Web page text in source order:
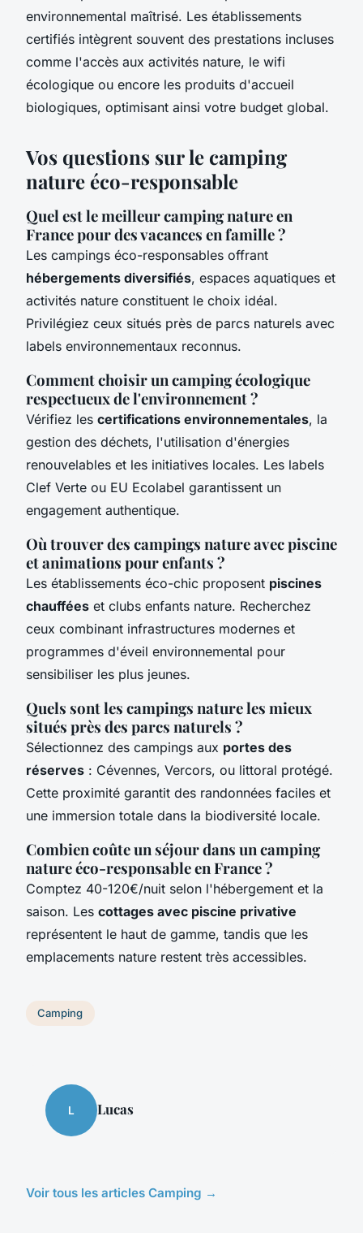
environnemental maîtrisé. Les établissements
certifiés intègrent souvent des prestations incluses
comme l'accès aux activités nature, le wifi
écologique ou encore les produits d'accueil
biologiques, optimisant ainsi votre budget global.
Vos questions sur le camping
nature éco-responsable
Quel est le meilleur camping nature en
France pour des vacances en famille ?
Les campings éco-responsables offrant
hébergements diversifiés, espaces aquatiques et
activités nature constituent le choix idéal.
Privilégiez ceux situés près de parcs naturels avec
labels environnementaux reconnus.
Comment choisir un camping écologique
respectueux de l'environnement ?
Vérifiez les certifications environnementales, la
gestion des déchets, l'utilisation d'énergies
renouvelables et les initiatives locales. Les labels
Clef Verte ou EU Ecolabel garantissent un
engagement authentique.
Où trouver des campings nature avec piscine
et animations pour enfants ?
Les établissements éco-chic proposent piscines
chauffées et clubs enfants nature. Recherchez
ceux combinant infrastructures modernes et
programmes d'éveil environnemental pour
sensibiliser les plus jeunes.
Quels sont les campings nature les mieux
situés près des parcs naturels ?
Sélectionnez des campings aux portes des
réserves : Cévennes, Vercors, ou littoral protégé.
Cette proximité garantit des randonnées faciles et
une immersion totale dans la biodiversité locale.
Combien coûte un séjour dans un camping
nature éco-responsable en France ?
Comptez 40-120€/nuit selon l'hébergement et la
saison. Les cottages avec piscine privative
représentent le haut de gamme, tandis que les
emplacements nature restent très accessibles.
Camping
L Lucas
Voir tous les articles Camping →